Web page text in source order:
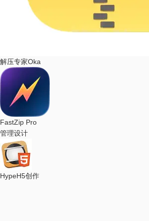
解压专家Oka
FastZip Pro
管理设计
HypeH5创作